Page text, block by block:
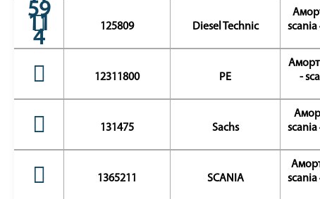
125809 Diesel Technic
scania
12311800 PE
-
131475 Sachs
scania
1365211 SCANIA
scania